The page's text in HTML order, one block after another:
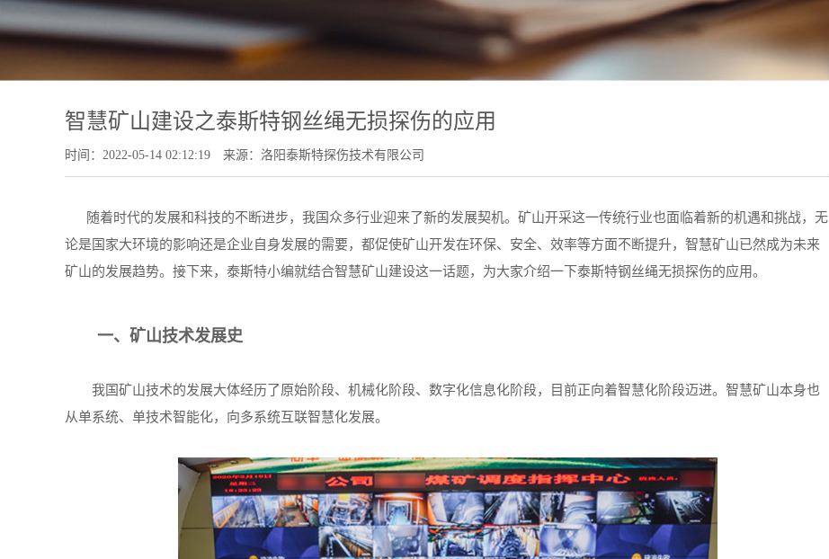
智慧矿山建设之泰斯特钢丝绳无损探伤的应用
时间：2022-05-14 02:12:19 来源：洛阳泰斯特探伤技术有限公司
随着时代的发展和科技的不断进步，我国众多行业迎来了新的发展契机。矿山开采这一传统行业也面临着新的机遇和挑战，无
论是国家大环境的影响还是企业自身发展的需要，都促使矿山开发在环保、安全、效率等方面不断提升，智慧矿山已然成为未来
矿山的发展趋势。接下来，泰斯特小编就结合智慧矿山建设这一话题，为大家介绍一下泰斯特钢丝绳无损探伤的应用。
一、矿山技术发展史
我国矿山技术的发展大体经历了原始阶段、机械化阶段、数字化信息化阶段，目前正向着智慧化阶段迈进。智慧矿山本身也
从单系统、单技术智能化，向多系统互联智慧化发展。